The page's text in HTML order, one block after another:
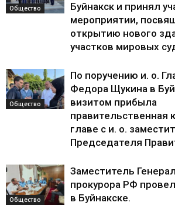
Общество
Буйнакск и принял
мероприятии,
открытию нового
участков мировых
Общество
По поручению и. о.
Федора Щукина в
визитом прибыла
правительственная
главе с и. о.
Председателя
Общество
Заместитель
прокурора РФ
в Буйнакске.